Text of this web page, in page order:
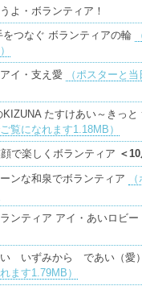
よ・ボランティア！
つなぐ ボランティアの輪
イ・支え愛
（ポスターと
KIZUNA たすけあい～きっ
覧になれます1.18MB）
で楽しくボランティア ＜
ンな和泉でボランティア
ランティア アイ・あいロ
い いずみから であい（愛
ます1.79MB）